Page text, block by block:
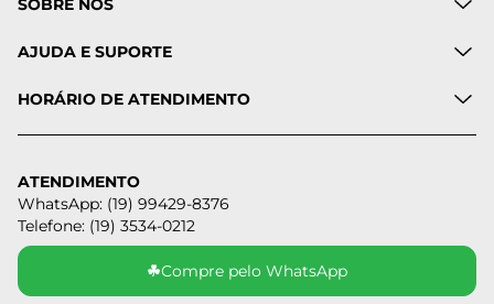
SOBRE NÓS
AJUDA E SUPORTE
HORÁRIO DE ATENDIMENTO
ATENDIMENTO
WhatsApp: (19) 99429-8376
Telefone: (19) 3534-0212
☘Compre pelo WhatsApp